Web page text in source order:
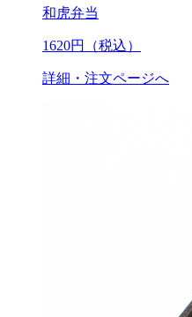
和虎弁当
1620円（税込）
詳細・注文ページへ